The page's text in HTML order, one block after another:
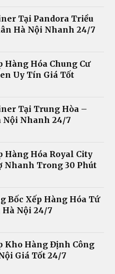
Tại Pandora Triều
Hà Nội Nhanh 24/7
Hàng Hóa Chung Cư
Uy Tín Giá Tốt
Tại Trung Hòa –
Nội Nhanh 24/7
Hàng Hóa Royal City
Nhanh Trong 30 Phút
Bốc Xếp Hàng Hóa Tứ
Nội 24/7
Kho Hàng Định Công
Giá Tốt 24/7